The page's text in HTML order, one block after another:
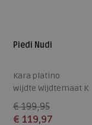
Piedi Nudi
Kara platino
wijdte Wijdtemaat K
€ 199,95
€ 119,97